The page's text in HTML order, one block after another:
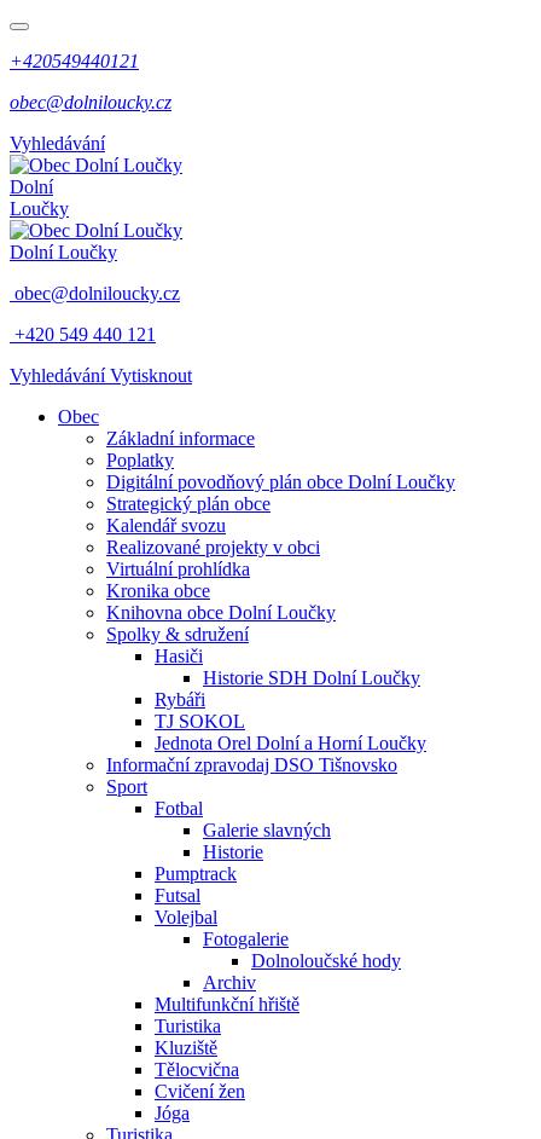
+420549440121
obec@dolniloucky.cz
Vyhledávání
Dolní
Loučky
Dolní Loučky
obec@dolniloucky.cz
+420 549 440 121
Vyhledávání Vytisknout
Obec
Základní informace
Poplatky
Digitální povodňový plán obce Dolní Loučky
Strategický plán obce
Kalendář svozu
Realizované projekty v obci
Virtuální prohlídka
Kronika obce
Knihovna obce Dolní Loučky
Spolky & sdružení
Hasiči
Historie SDH Dolní Loučky
Rybáři
TJ SOKOL
Jednota Orel Dolní a Horní Loučky
Informační zpravodaj DSO Tišnovsko
Sport
Fotbal
Galerie slavných
Historie
Pumptrack
Futsal
Volejbal
Fotogalerie
Dolnoloučské hody
Archiv
Multifunkční hřiště
Turistika
Kluziště
Tělocvična
Cvičení žen
Jóga
Turistika